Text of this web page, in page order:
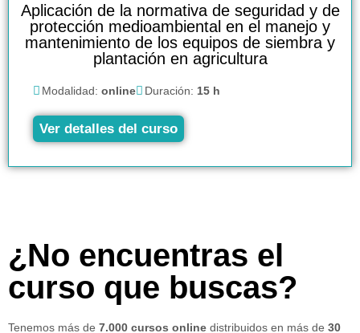
Aplicación de la normativa de seguridad y de
protección medioambiental en el manejo y
mantenimiento de los equipos de siembra y
plantación en agricultura
Modalidad: online Duración: 15 h
Ver detalles del curso
¿No encuentras el
curso que buscas?
Tenemos más de 7.000 cursos online distribuidos en más de 30